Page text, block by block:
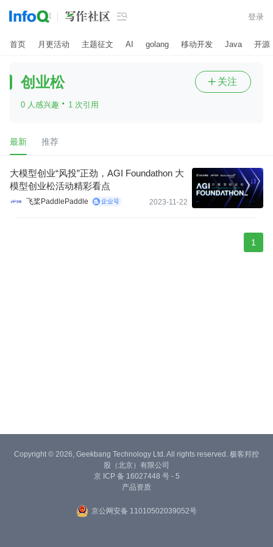
 登录
首页 月更活动 主题征文 AI golang 移动开发 Java 开源
创业松
0 人感兴趣 · 1 次引用
 关注
最新 推荐
大模型创业“风投”正劲，AGI Foundathon 大
模型创业松活动精彩看点
飞桨PaddlePaddle 2023-11-22
1
Copyright © 2026, Geekbang Technology Ltd. All rights reserved. 极客邦控
股（北京）有限公司
京 ICP 备 16027448 号 - 5
产品资质
京公网安备 11010502039052号